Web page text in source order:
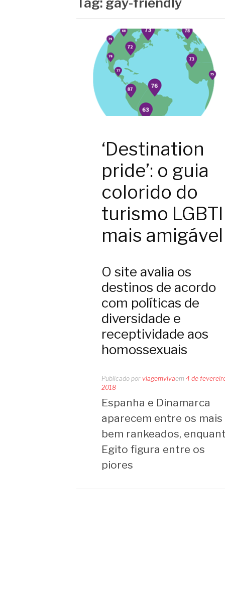
‘Destination
pride’: o guia
colorido do
turismo LGBTI
mais amigável
O site avalia os
destinos de acordo
com políticas de
diversidade e
receptividade aos
homossexuais
Publicado por viagemvivaem 4 de
2018
Espanha e Dinamarca
aparecem entre os mais
bem rankeados,
Egito figura entre os
piores